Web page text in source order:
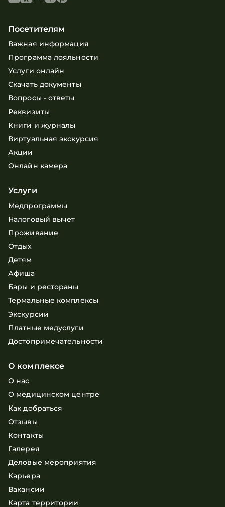
Посетителям
Важная информация
Программа лояльности
Услуги онлайн
Скачать документы
Вопросы - ответы
Реквизиты
Книги и журналы
Виртуальная экскурсия
Акции
Онлайн камера
Услуги
Медпрограммы
Налоговый вычет
Проживание
Отдых
Детям
Афиша
Бары и рестораны
Термальные комплексы
Экскурсии
Платные медуслуги
Достопримечательности
О комплексе
О нас
О медицинском центре
Как добраться
Отзывы
Контакты
Галерея
Деловые мероприятия
Карьера
Вакансии
Карта территории